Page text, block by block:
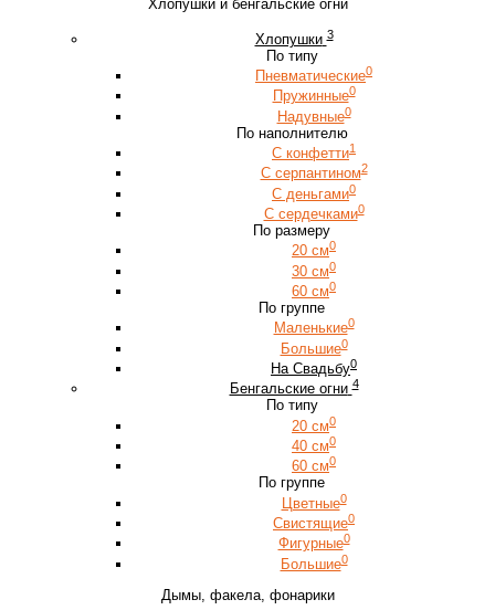
Хлопушки и бенгальские огни
Хлопушки 3
По типу
Пневматические0
Пружинные0
Надувные0
По наполнителю
С конфетти1
С серпантином2
С деньгами0
С сердечками0
По размеру
20 см0
30 см0
60 см0
По группе
Маленькие0
Большие0
На Свадьбу0
Бенгальские огни 4
По типу
20 см0
40 см0
60 см0
По группе
Цветные0
Свистящие0
Фигурные0
Большие0
Дымы, факела, фонарики